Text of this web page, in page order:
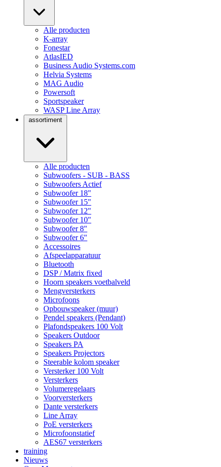
Alle producten
K-array
Fonestar
AtlasIED
Business Audio Systems.com
Helvia Systems
MAG Audio
Powersoft
Sportspeaker
WASP Line Array
assortiment
Alle producten
Subwoofers - SUB - BASS
Subwoofers Actief
Subwoofer 18"
Subwoofer 15"
Subwoofer 12"
Subwoofer 10"
Subwoofer 8"
Subwoofer 6"
Accessoires
Afspeelapparatuur
Bluetooth
DSP / Matrix fixed
Hoorn speakers voetbalveld
Mengversterkers
Microfoons
Opbouwspeaker (muur)
Pendel speakers (Pendant)
Plafondspeakers 100 Volt
Speakers Outdoor
Speakers PA
Speakers Projectors
Steerable kolom speaker
Versterker 100 Volt
Versterkers
Volumeregelaars
Voorversterkers
Dante versterkers
Line Array
PoE versterkers
Microfoonstatief
AES67 versterkers
training
Nieuws